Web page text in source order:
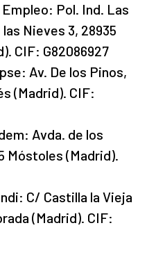
Pol. Ind. Las
Nieves 3, 28935
CIF: G82086927
Av. De los Pinos,
(Madrid). CIF:
Avda. de los
Móstoles (Madrid).
C/ Castilla la Vieja
(Madrid). CIF: